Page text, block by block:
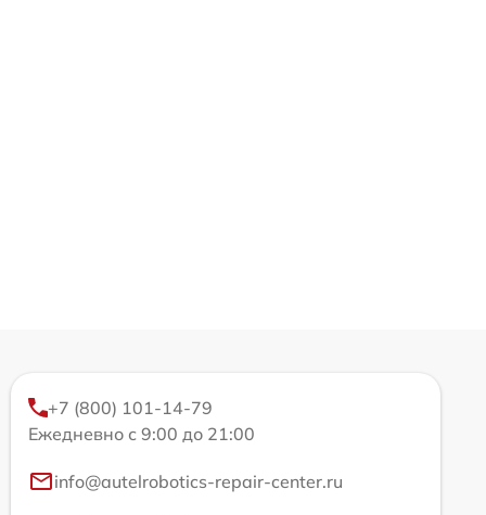
+7 (800) 101-14-79
Ежедневно с 9:00 до 21:00
info@autelrobotics-repair-center.ru